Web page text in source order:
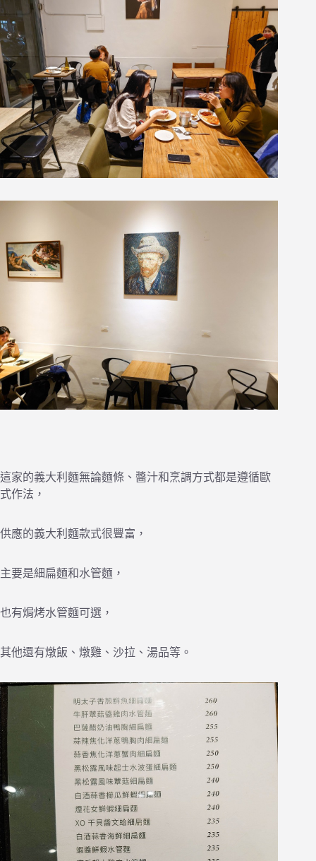
這家的義大利麵無論麵條、醬汁和烹調方式都是遵循歐
式作法，
供應的義大利麵款式很豐富，
主要是細扁麵和水管麵，
也有焗烤水管麵可選，
其他還有燉飯、燉雞、沙拉、湯品等。